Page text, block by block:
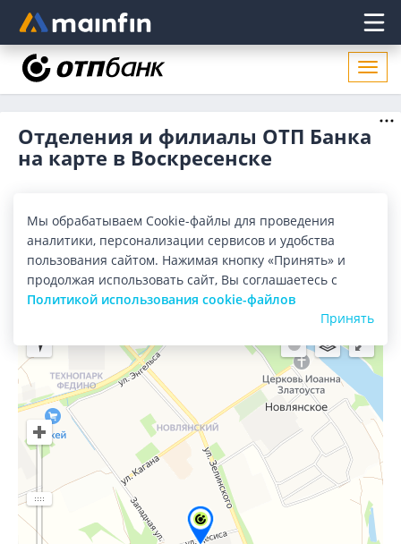
Главное меню
Отделения и филиалы ОТП Банка
на карте в Воскресенске
Город:Воскресенск
Мы обрабатываем Cookie-файлы для проведения
аналитики, персонализации сервисов и удобства
пользования сайтом. Нажимая кнопку «Принять» и
продолжая использовать сайт, Вы соглашаетесь с
Политикой использования cookie-файлов
Принять